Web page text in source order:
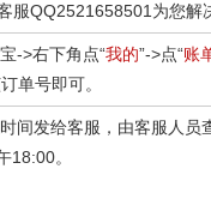
服QQ2521658501为您解
->右下角点“我的”->点“账
单号即可。
间发给客服，由客服人
18:00。